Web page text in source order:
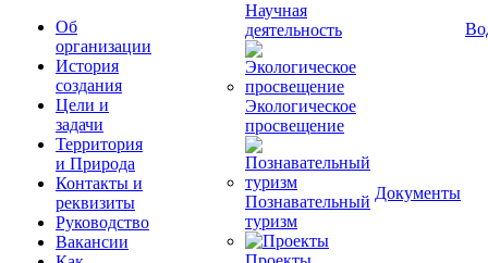
Об
организации
История
создания
Цели и
задачи
Территория
и Природа
Контакты и
реквизиты
Руководство
Вакансии
Научная
деятельность
Экологическое
просвещение
Познавательный
туризм
Документы